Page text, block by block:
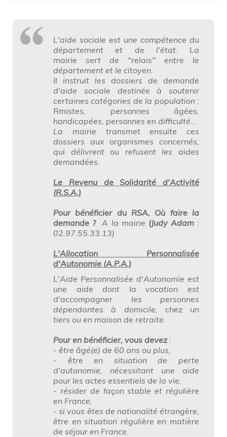
L'aide sociale est une compétence du
département et de l'état. La
mairie sert de "relais" entre le
département et le citoyen.
Il instruit les dossiers de demande
d'aide sociale destinée à soutenir
certaines catégories de la population :
Rmistes, personnes âgées,
handicapées, personnes en difficulté...
La mairie transmet ensuite ces
dossiers aux organismes concernés,
qui délivrent ou refusent les aides
demandées.
Le Revenu de Solidarité d'Activité
(R.S.A.)
Pour bénéficier du RSA, Où faire la
demande ?A la mairie (Judy Adam:
02.97.55.33.13)
L'Allocation Personnalisée
d'Autonomie (A.P.A.)
L'Aide Personnalisée d'Autonomie est
une aide dont la vocation est
d'accompagner les personnes
dépendantes à domicile, chez un
tiers ou en maison de retraite.
Pour en bénéficier, vous devez:
- être âgé(e) de 60 ans ou plus,
- être en situation de perte
d'autonomie, nécessitant une aide
pour les actes essentiels de la vie,
- résider de façon stable et régulière
en France,
- si vous êtes de nationalité étrangère,
être en situation régulière en matière
de séjour en France.